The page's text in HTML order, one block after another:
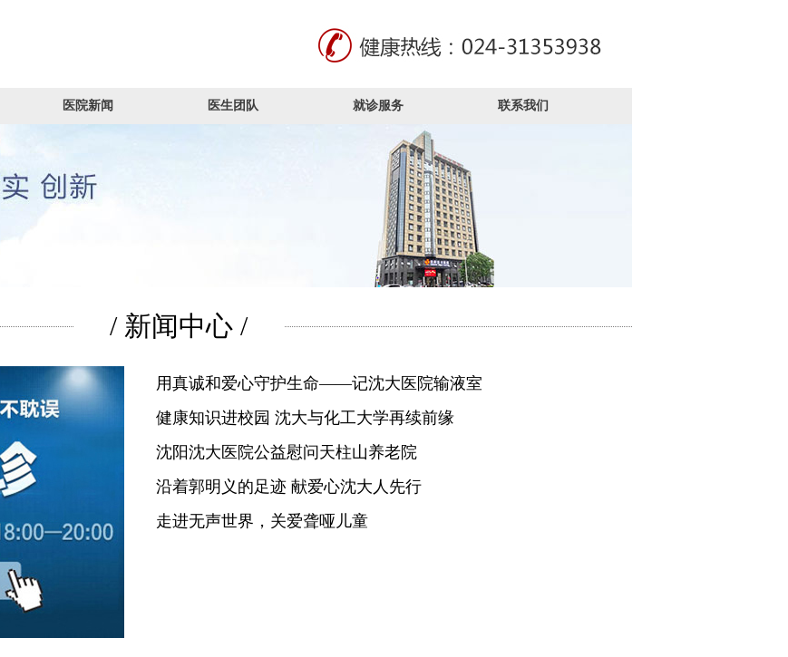
医院新闻 医生团队 就诊服务 联系我们
/ 新闻中心 /
用真诚和爱心守护生命——记沈大医院输液室
健康知识进校园 沈大与化工大学再续前缘
沈阳沈大医院公益慰问天柱山养老院
沿着郭明义的足迹 献爱心沈大人先行
走进无声世界，关爱聋哑儿童